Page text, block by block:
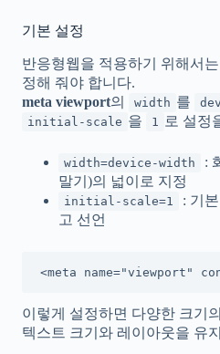
기본 설정
반응형웹을 적용하기 위해서는
정해 줘야 합니다.
meta viewport의 width 를
initial-scale 을 1 로 설정
width=device-width
:
말기)의 넓이로 지정
initial-scale=1
: 기
고 선언
<meta name="viewport"
이렇게 설정하면 다양한 크기
텍스트 크기와 레이아웃을 유